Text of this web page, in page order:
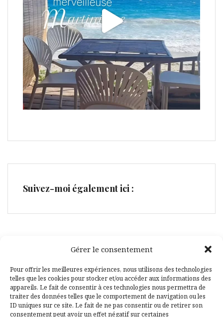
Gérer le consentement
Pour offrir les meilleures expériences, nous utilisons des technologies
telles que les cookies pour stocker et/ou accéder aux informations des
appareils. Le fait de consentir à ces technologies nous permettra de
traiter des données telles que le comportement de navigation ou les
ID uniques sur ce site. Le fait de ne pas consentir ou de retirer son
consentement peut avoir un effet négatif sur certaines
Suivez-moi également ici :
Facebook
Pinterest